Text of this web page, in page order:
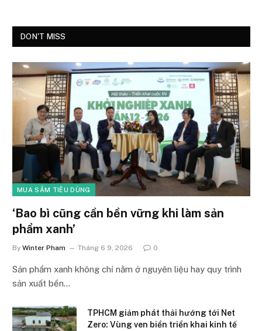
DON'T MISS
MUA SẮM TIÊU DÙNG
‘Bao bì cũng cần bền vững khi làm sản
phẩm xanh’
By Winter Pham Tháng 6 9, 2026 0
Sản phẩm xanh không chỉ nằm ở nguyên liệu hay quy trình
sản xuất bền…
TPHCM giảm phát thải hướng tới Net
Zero: Vùng ven biển triển khai kinh tế